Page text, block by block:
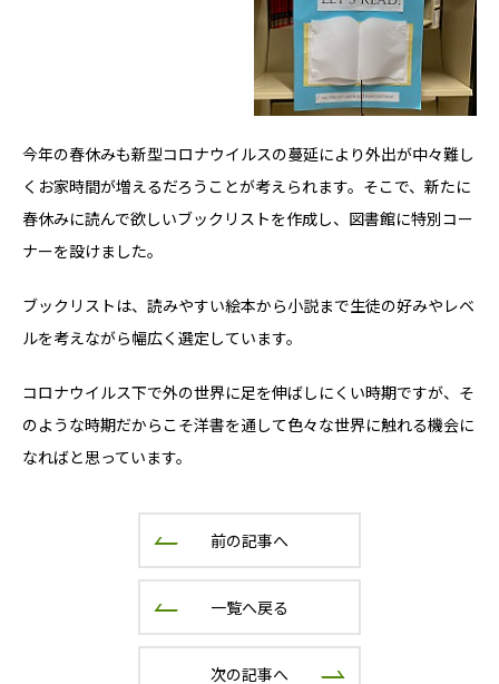
今年の春休みも新型コロナウイルスの蔓延により外出が中々難し
くお家時間が増えるだろうことが考えられます。そこで、新たに
春休みに読んで欲しいブックリストを作成し、図書館に特別コー
ナーを設けました。
ブックリストは、読みやすい絵本から小説まで生徒の好みやレベ
ルを考えながら幅広く選定しています。
コロナウイルス下で外の世界に足を伸ばしにくい時期ですが、そ
のような時期だからこそ洋書を通して色々な世界に触れる機会に
なればと思っています。
前の記事へ
一覧へ戻る
次の記事へ